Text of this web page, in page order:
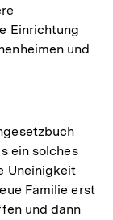
Einrichtung
und
ein solches
Uneinigkeit
Familie erst
und dann